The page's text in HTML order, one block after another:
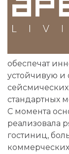
обеспечат
устойчивую и
стандартных
С момента
реализовала
гостиниц,